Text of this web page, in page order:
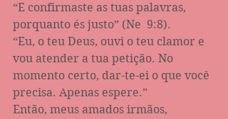
“E confirmaste as tuas palavras,
porquanto és justo” (Ne ‬ ‭9‬:‭8‬).
“Eu, o teu Deus, ouvi o teu clamor e
vou atender a tua petição. No
momento certo, dar-te-ei o que você
precisa. Apenas espere.”
Então, meus amados irmãos,